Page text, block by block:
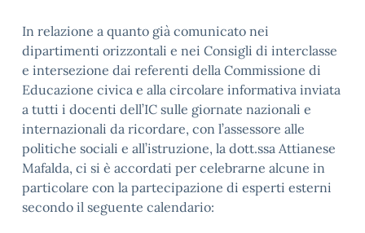
In relazione a quanto già comunicato nei
dipartimenti orizzontali e nei Consigli di interclasse
e intersezione dai referenti della Commissione di
Educazione civica e alla circolare informativa inviata
a tutti i docenti dell’IC sulle giornate nazionali e
internazionali da ricordare, con l’assessore alle
politiche sociali e all’istruzione, la dott.ssa Attianese
Mafalda, ci si è accordati per celebrarne alcune in
particolare con la partecipazione di esperti esterni
secondo il seguente calendario: